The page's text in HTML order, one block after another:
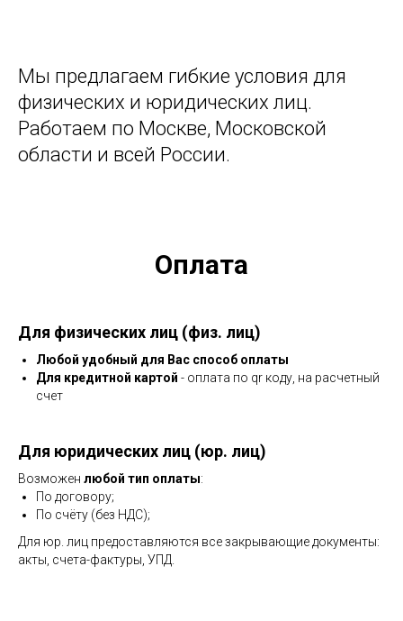
Мы предлагаем гибкие условия для
физических и юридических лиц.
Работаем по Москве, Московской
области и всей России.
Оплата
Для физических лиц (физ. лиц)
Любой удобный для Вас способ оплаты
Для кредитной картой - оплата по qr коду, на расчетный
счет
Для юридических лиц (юр. лиц)
Возможен любой тип оплаты:
По договору;
По счёту (без НДС);
Для юр. лиц предоставляются все закрывающие документы:
акты, счета-фактуры, УПД.